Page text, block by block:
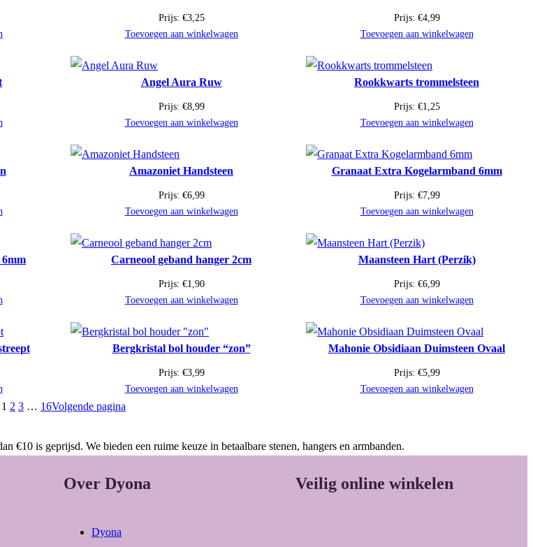
Prijs: €3,25
Toevoegen aan winkelwagen
Prijs: €4,99
Toevoegen aan winkelwagen
Angel Aura Ruw
Prijs: €8,99
Toevoegen aan winkelwagen
Rookkwarts trommelsteen
Prijs: €1,25
Toevoegen aan winkelwagen
Amazoniet Handsteen
Prijs: €6,99
Toevoegen aan winkelwagen
Granaat Extra Kogelarmband 6mm
Prijs: €7,99
Toevoegen aan winkelwagen
Carneool geband hanger 2cm
Prijs: €1,90
Toevoegen aan winkelwagen
Maansteen Hart (Perzik)
Prijs: €6,99
Toevoegen aan winkelwagen
Bergkristal bol houder “zon”
Prijs: €3,99
Toevoegen aan winkelwagen
Mahonie Obsidiaan Duimsteen Ovaal
Prijs: €5,99
Toevoegen aan winkelwagen
1 2 3 … 16Volgende pagina
is geprijsd. We bieden een ruime keuze in betaalbare stenen, hangers en armbanden.
Over Dyona
Dyona
Veilig online winkelen